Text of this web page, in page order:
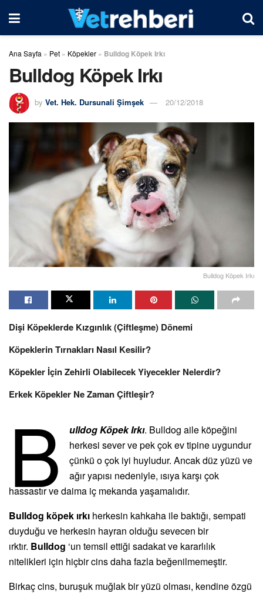
Ana Sayfa » Pet » Köpekler » Bulldog Köpek Irkı
Bulldog Köpek Irkı
by Vet. Hek. Dursunali Şimşek 20/12/2018
Bulldog Köpek Irkı
Dişi Köpeklerde Kızgınlık (Çiftleşme) Dönemi
Köpeklerin Tırnakları Nasıl Kesilir?
Köpekler İçin Zehirli Olabilecek Yiyecekler Nelerdir?
Erkek Köpekler Ne Zaman Çiftleşir?
B ulldog Köpek Irkı. Bulldog aile köpeğini
herkesi sever ve pek çok ev tipine uygundur
çünkü o çok iyi huyludur. Ancak düz yüzü ve
ağır yapısı nedeniyle, ısıya karşı çok
hassastır ve daima iç mekanda yaşamalıdır.
Bulldog köpek ırkı herkesin kahkaha ile baktığı, sempati
duyduğu ve herkesin hayran olduğu sevecen bir
ırktır. Bulldog ‘un temsil ettiği sadakat ve kararlılık
nitelikleri için hiçbir cins daha fazla beğenilmemeştir.
Birkaç cins, buruşuk muğlak bir yüzü olması, kendine özgü